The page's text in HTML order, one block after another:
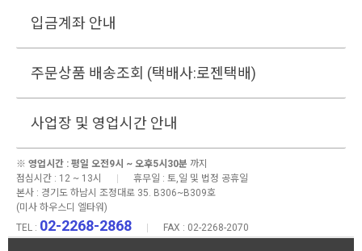
입금계좌 안내
주문상품 배송조회 (택배사:로젠택배)
사업장 및 영업시간 안내
※ 영업시간 : 평일 오전9시 ~ 오후5시30분 까지
점심시간 : 12 ~ 13시
휴무일 : 토,일 및 법정 공휴일
본사 : 경기도 하남시 조정대로 35. B306~B309호
(미사 하우스디 엘타워)
TEL : 02-2268-2868 FAX : 02-2268-2070